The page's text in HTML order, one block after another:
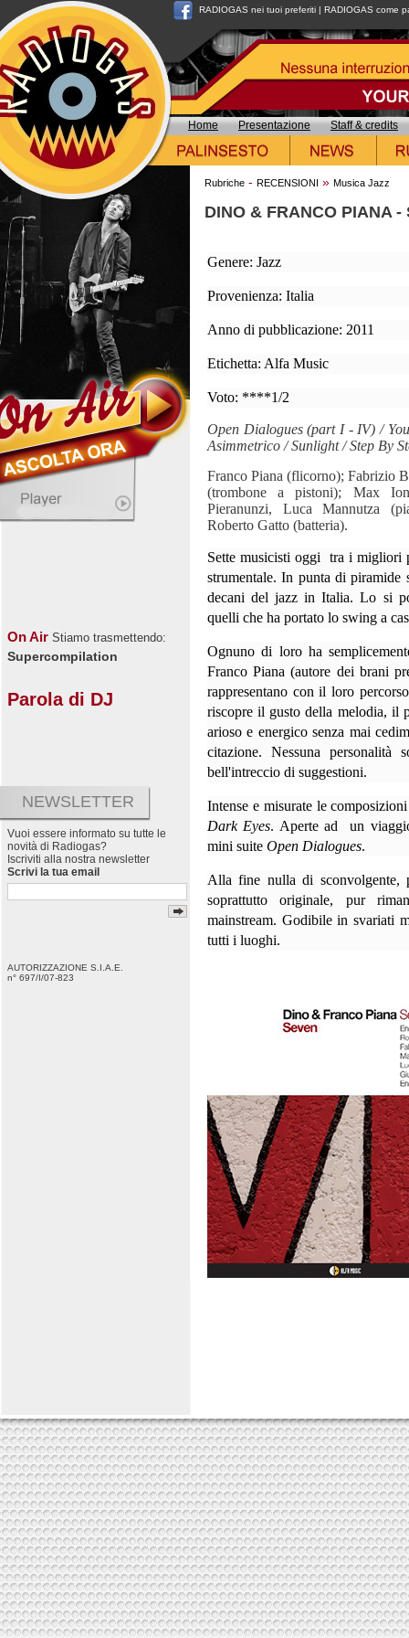
RADIOGAS nei tuoi preferiti | RADIOGAS come
Home Presentazione Staff & credits
On Air Stiamo trasmettendo:
Supercompilation
Parola di DJ
NEWSLETTER
Vuoi essere informato su tutte le
novità di Radiogas?
Iscriviti alla nostra newsletter
Scrivi la tua email
AUTORIZZAZIONE S.I.A.E.
n° 697/I/07-823
Rubriche - RECENSIONI » Musica Jazz
DINO & FRANCO PIANA -
Genere: Jazz
Provenienza: Italia
Anno di pubblicazione: 2011
Etichetta: Alfa Music
Voto: ****1/2
Open Dialogues (part I - IV) /
Asimmetrico / Sunlight / Step By
Franco Piana (flicorno); Fabrizio
(trombone a pistoni); Max
Pieranunzi, Luca Mannutza
Roberto Gatto (batteria).
Sette musicisti oggi
tra i migliori
strumentale. In punta di piramide
decani del jazz in Italia. Lo si
quelli che ha portato lo swing a
Ognuno di loro ha
Franco Piana (autore dei brani
rappresentano con il loro
riscopre il gusto della melodia, il
arioso e energico senza mai
citazione. Nessuna
bell'intreccio di suggestioni.
Intense e misurate le
Dark Eyes. Aperte ad
un
mini suite Open Dialogues.
Alla fine nulla di sconvolgente,
soprattutto originale, pur
mainstream. Godibile in svariati
tutti i luoghi.